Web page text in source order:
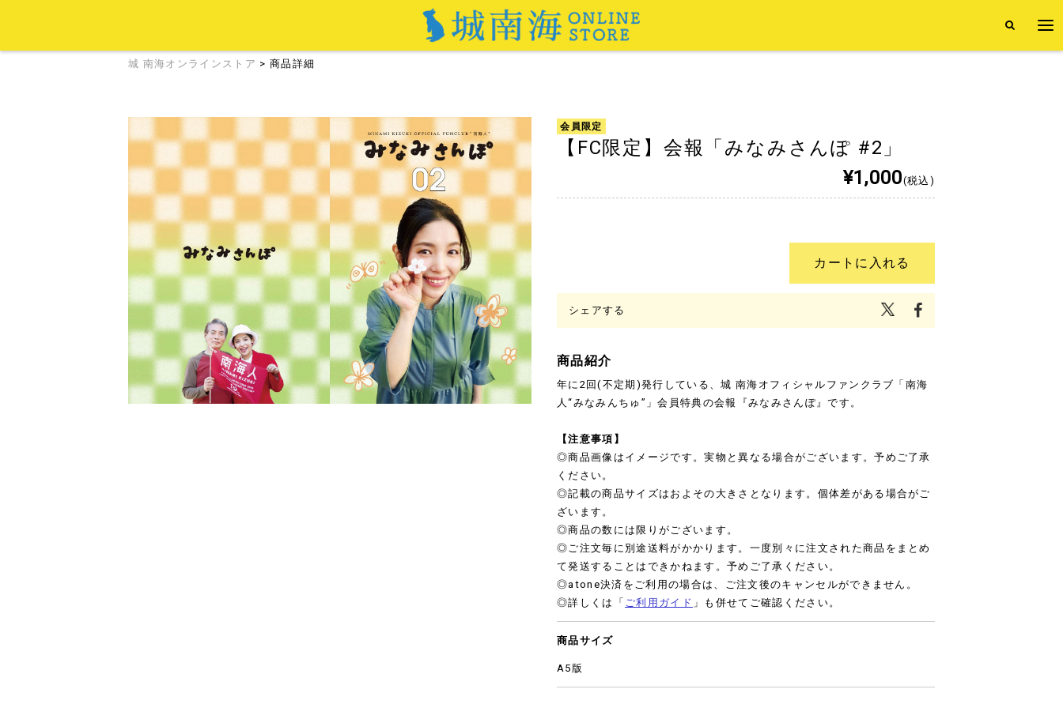
城 南海オンラインストア > 商品詳細
会員限定
【FC限定】会報「みなみさんぽ #2」
¥1,000(税込)
カートに入れる
シェアする
商品紹介
年に2回(不定期)発行している、城 南海オフィシャルファンクラブ「南海
人“みなみんちゅ”」会員特典の会報『みなみさんぽ』です。
【注意事項】
◎商品画像はイメージです。実物と異なる場合がございます。予めご了承
ください。
◎記載の商品サイズはおよその大きさとなります。個体差がある場合がご
ざいます。
◎商品の数には限りがございます。
◎ご注文毎に別途送料がかかります。一度別々に注文された商品をまとめ
て発送することはできかねます。予めご了承ください。
◎atone決済をご利用の場合は、ご注文後のキャンセルができません。
◎詳しくは「 ご利用ガイド 」も併せてご確認ください。
商品サイズ
A5版